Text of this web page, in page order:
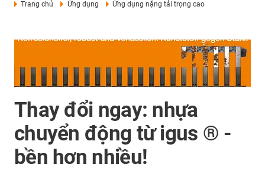
Trang chủ Ứng dụng Ứng dụng nặng tải trọng cao
Thay đổi ngay: nhựa
chuyển động từ igus ® -
bền hơn nhiều!